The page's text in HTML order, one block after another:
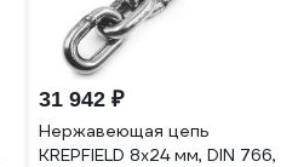
31 942 ₽
Нержавеющая цепь
KREPFIELD 8x24 мм, DIN 766,